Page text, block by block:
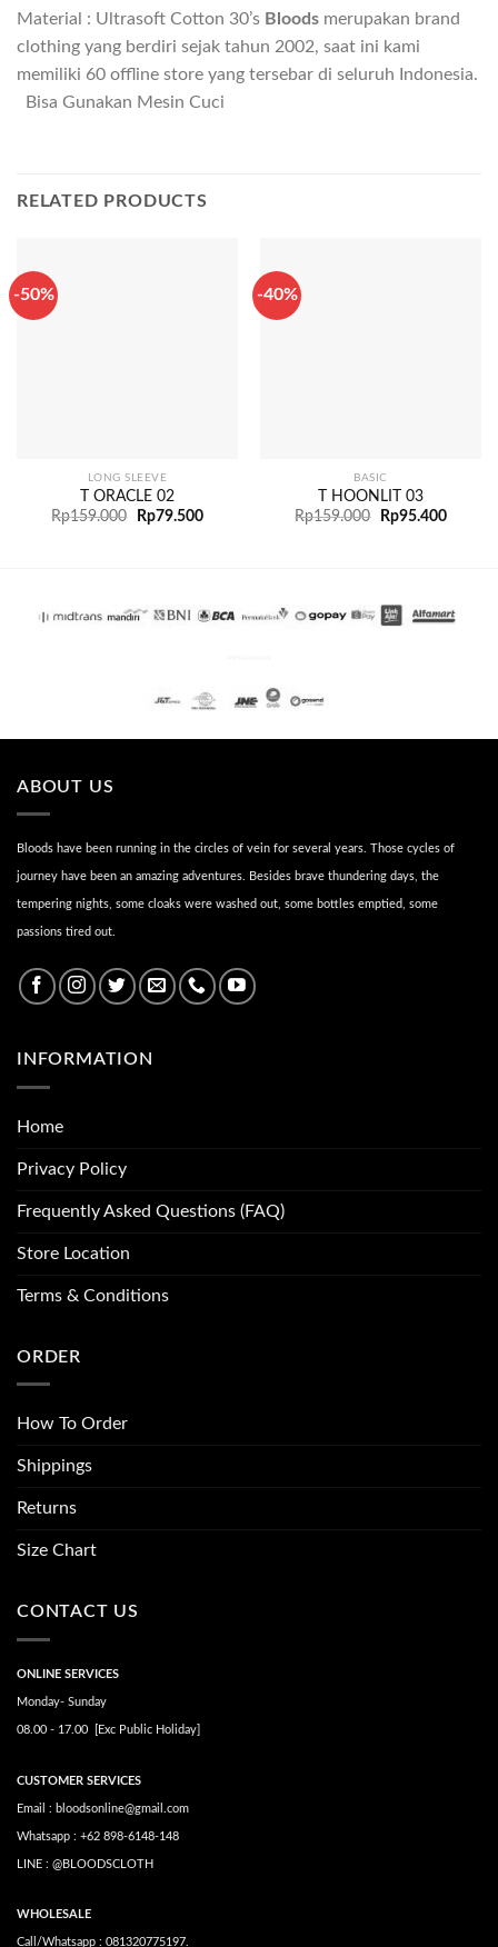
Material : Ultrasoft Cotton 30’s Bloods merupakan brand
clothing yang berdiri sejak tahun 2002, saat ini kami
memiliki 60 offline store yang tersebar di seluruh Indonesia.
Bisa Gunakan Mesin Cuci
RELATED PRODUCTS
-50%
LONG SLEEVE
T ORACLE 02
Rp159.000 Rp79.500
-40%
BASIC
T HOONLIT 03
Rp159.000 Rp95.400
ABOUT US
Bloods have been running in the circles of vein for several years. Those cycles of
journey have been an amazing adventures. Besides brave thundering days, the
tempering nights, some cloaks were washed out, some bottles emptied, some
passions tired out.
INFORMATION
Home
Privacy Policy
Frequently Asked Questions (FAQ)
Store Location
Terms & Conditions
ORDER
How To Order
Shippings
Returns
Size Chart
CONTACT US
ONLINE SERVICES
Monday- Sunday
08.00 - 17.00 [Exc Public Holiday]
CUSTOMER SERVICES
Email : bloodsonline@gmail.com
Whatsapp : +62 898-6148-148
LINE : @BLOODSCLOTH
WHOLESALE
Call/Whatsapp : 081320775197.